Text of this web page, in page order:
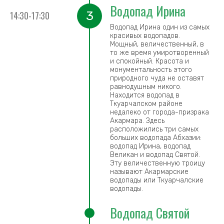
14:30-17:30 3 Водопад Ирина
Водопад Ирина один из самых
красивых водопадов.
Мощный, величественный, в
то же время умиротворенный
и спокойный. Красота и
монументальность этого
природного чуда не оставят
равнодушным никого.
Находится водопад в
Ткуарчалском районе
недалеко от города-призрака
Акармара. Здесь
расположились три самых
больших водопада Абхазии:
водопад Ирина, водопад
Великан и водопад Святой.
Эту величественную троицу
называют Акармарские
водопады или Ткуарчалские
водопады.
Водопад Святой